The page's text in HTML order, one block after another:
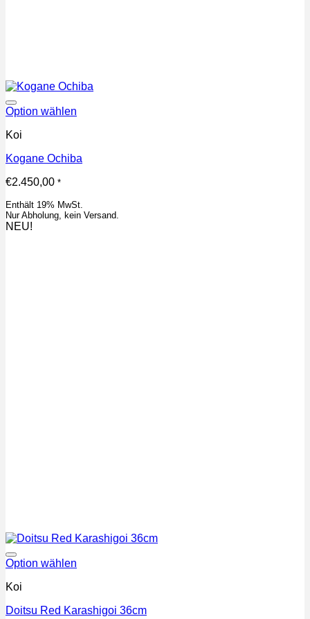
Option wählen
Koi
Kogane Ochiba
€2.450,00 *
Enthält 19% MwSt.
Nur Abholung, kein Versand.
NEU!
Option wählen
Koi
Doitsu Red Karashigoi 36cm